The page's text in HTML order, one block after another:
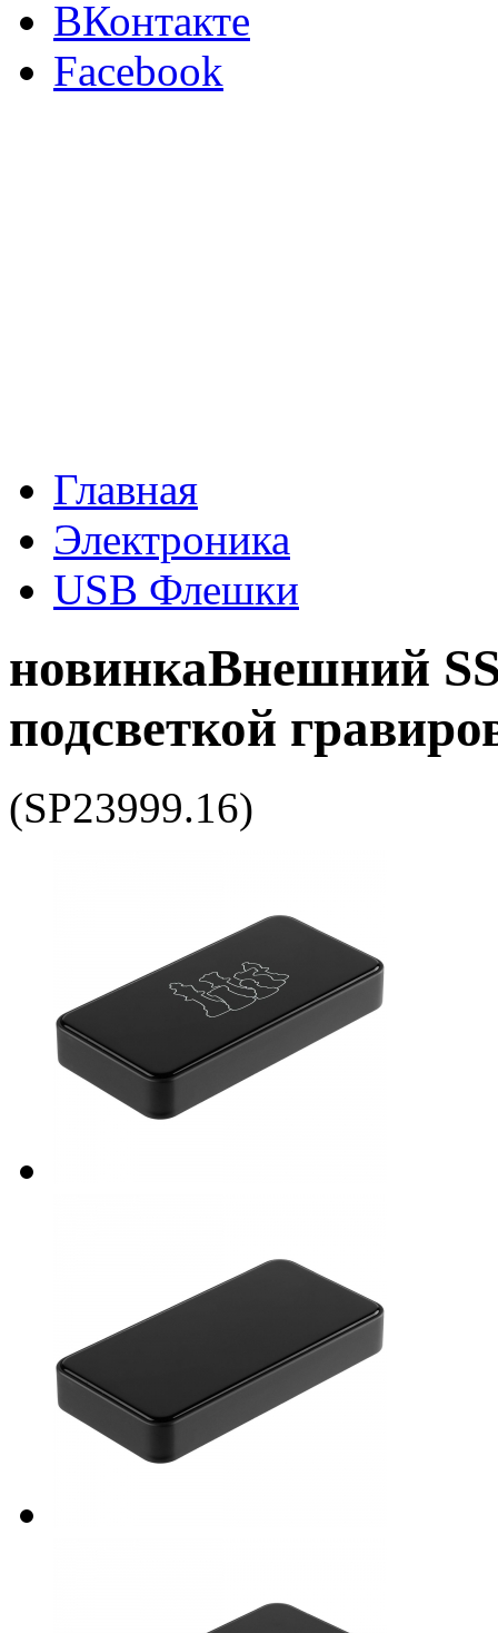
ВКонтакте
Facebook
Главная
Электроника
USB Флешки
новинкаВнешний
подсветкой
(SP23999.16)